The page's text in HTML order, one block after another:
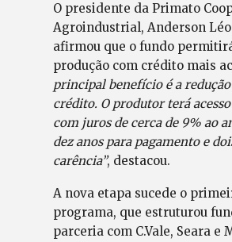
O presidente da Primato
Agroindustrial, Anderson Léo
afirmou que o fundo
produção com crédito mais
principal benefício é a
crédito. O produtor terá
com juros de cerca de 9% ao
dez anos para pagamento e
carência”, destacou.
A nova etapa sucede o
programa, que estruturou
parceria com C.Vale, Seara e